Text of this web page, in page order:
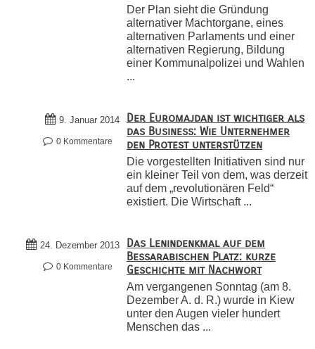
Der Plan sieht die Gründung
alternativer Machtorgane, eines
alternativen Parlaments und einer
alternativen Regierung, Bildung
einer Kommunalpolizei und Wahlen
...
9. Januar 2014
0 Kommentare
Der Euromajdan ist wichtiger als
das Business: Wie Unternehmer
den Protest unterstützen
Die vorgestellten Initiativen sind nur
ein kleiner Teil von dem, was derzeit
auf dem „revolutionären Feld“
existiert. Die Wirtschaft ...
24. Dezember 2013
0 Kommentare
Das Lenindenkmal auf dem
Bessarabischen Platz: kurze
Geschichte mit Nachwort
Am vergangenen Sonntag (am 8.
Dezember A. d. R.) wurde in Kiew
unter den Augen vieler hundert
Menschen das ...